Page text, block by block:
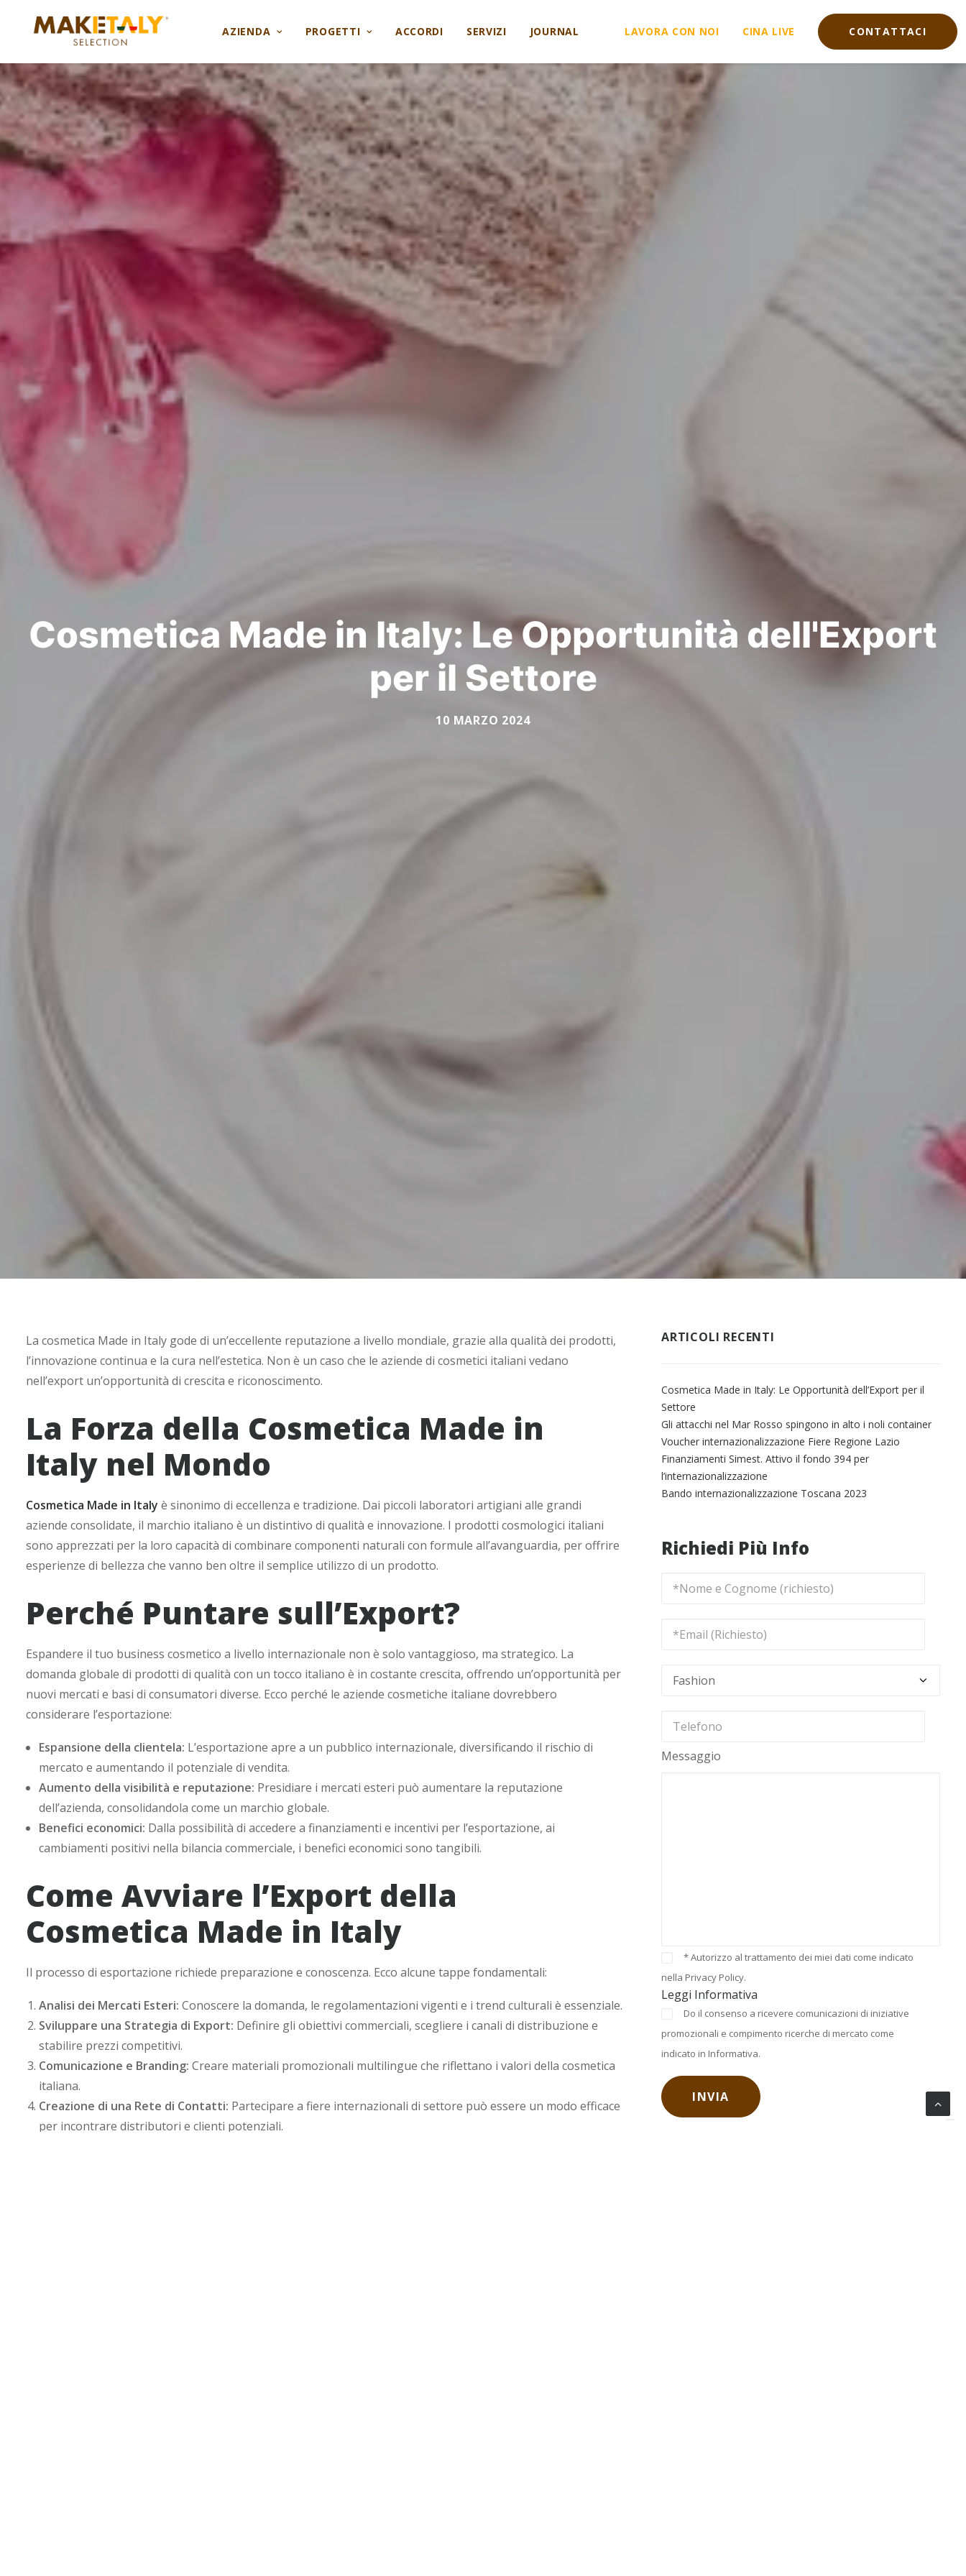
AZIENDA PROGETTI ACCORDI SERVIZI JOURNAL LAVORA CON NOI CINA LIVE CONTATTACI
Cosmetica Made in Italy: Le Opportunità dell'Export
per il Settore
10 MARZO 2024
La cosmetica Made in Italy gode di un’eccellente reputazione a livello mondiale, grazie alla qualità dei prodotti,
l’innovazione continua e la cura nell’estetica. Non è un caso che le aziende di cosmetici italiani vedano
nell’export un’opportunità di crescita e riconoscimento.
La Forza della Cosmetica Made in
Italy nel Mondo
Cosmetica Made in Italy è sinonimo di eccellenza e tradizione. Dai piccoli laboratori artigiani alle grandi
aziende consolidate, il marchio italiano è un distintivo di qualità e innovazione. I prodotti cosmologici italiani
sono apprezzati per la loro capacità di combinare componenti naturali con formule all’avanguardia, per offrire
esperienze di bellezza che vanno ben oltre il semplice utilizzo di un prodotto.
Perché Puntare sull’Export?
Espandere il tuo business cosmetico a livello internazionale non è solo vantaggioso, ma strategico. La
domanda globale di prodotti di qualità con un tocco italiano è in costante crescita, offrendo un’opportunità per
nuovi mercati e basi di consumatori diverse. Ecco perché le aziende cosmetiche italiane dovrebbero
considerare l’esportazione:
Espansione della clientela: L’esportazione apre a un pubblico internazionale, diversificando il rischio di
mercato e aumentando il potenziale di vendita.
Aumento della visibilità e reputazione: Presidiare i mercati esteri può aumentare la reputazione
dell’azienda, consolidandola come un marchio globale.
Benefici economici: Dalla possibilità di accedere a finanziamenti e incentivi per l’esportazione, ai
cambiamenti positivi nella bilancia commerciale, i benefici economici sono tangibili.
Come Avviare l’Export della
Cosmetica Made in Italy
Il processo di esportazione richiede preparazione e conoscenza. Ecco alcune tappe fondamentali:
Analisi dei Mercati Esteri: Conoscere la domanda, le regolamentazioni vigenti e i trend culturali è essenziale.
Sviluppare una Strategia di Export: Definire gli obiettivi commerciali, scegliere i canali di distribuzione e
stabilire prezzi competitivi.
Comunicazione e Branding: Creare materiali promozionali multilingue che riflettano i valori della cosmetica
italiana.
Creazione di una Rete di Contatti: Partecipare a fiere internazionali di settore può essere un modo efficace
per incontrare distributori e clienti potenziali.
ARTICOLI RECENTI
Cosmetica Made in Italy: Le Opportunità dell’Export per il
Settore
Gli attacchi nel Mar Rosso spingono in alto i noli container
Voucher internazionalizzazione Fiere Regione Lazio
Finanziamenti Simest. Attivo il fondo 394 per
l’internazionalizzazione
Bando internazionalizzazione Toscana 2023
Richiedi Più Info
Messaggio
* Autorizzo al trattamento dei miei dati come indicato
nella Privacy Policy.
Leggi Informativa
Do il consenso a ricevere comunicazioni di iniziative
promozionali e compimento ricerche di mercato come
indicato in Informativa.